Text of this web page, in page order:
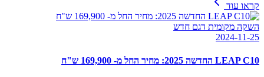
קראו עוד
השקה מקומית דגם חדש
2024-11-25
LEAP C10 החדשה 2025: מחיר החל מ- 169,900 ש"ח